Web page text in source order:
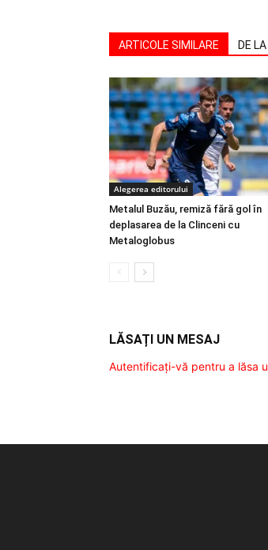
ARTICOLE SIMILARE DE
Alegerea editorului
Metalul Buzău, remiză fără gol în
deplasarea de la Clinceni cu
Metaloglobus
LĂSAȚI UN MESAJ
Autentificați-vă pentru a lăsa